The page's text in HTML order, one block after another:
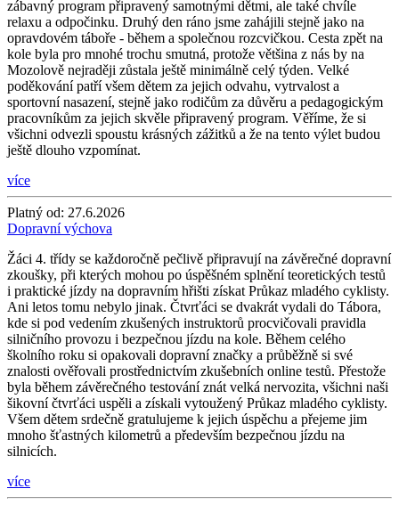
zábavný program připravený samotnými dětmi, ale také chvíle
relaxu a odpočinku. Druhý den ráno jsme zahájili stejně jako na
opravdovém táboře - během a společnou rozcvičkou. Cesta zpět na
kole byla pro mnohé trochu smutná, protože většina z nás by na
Mozolově nejraději zůstala ještě minimálně celý týden. Velké
poděkování patří všem dětem za jejich odvahu, vytrvalost a
sportovní nasazení, stejně jako rodičům za důvěru a pedagogickým
pracovníkům za jejich skvěle připravený program. Věříme, že si
všichni odvezli spoustu krásných zážitků a že na tento výlet budou
ještě dlouho vzpomínat.
více
Platný od: 27.6.2026
Dopravní výchova
Žáci 4. třídy se každoročně pečlivě připravují na závěrečné dopravní
zkoušky, při kterých mohou po úspěšném splnění teoretických testů
i praktické jízdy na dopravním hřišti získat Průkaz mladého cyklisty.
Ani letos tomu nebylo jinak. Čtvrťáci se dvakrát vydali do Tábora,
kde si pod vedením zkušených instruktorů procvičovali pravidla
silničního provozu i bezpečnou jízdu na kole. Během celého
školního roku si opakovali dopravní značky a průběžně si své
znalosti ověřovali prostřednictvím zkušebních online testů. Přestože
byla během závěrečného testování znát velká nervozita, všichni naši
šikovní čtvrťáci uspěli a získali vytoužený Průkaz mladého cyklisty.
Všem dětem srdečně gratulujeme k jejich úspěchu a přejeme jim
mnoho šťastných kilometrů a především bezpečnou jízdu na
silnicích.
více